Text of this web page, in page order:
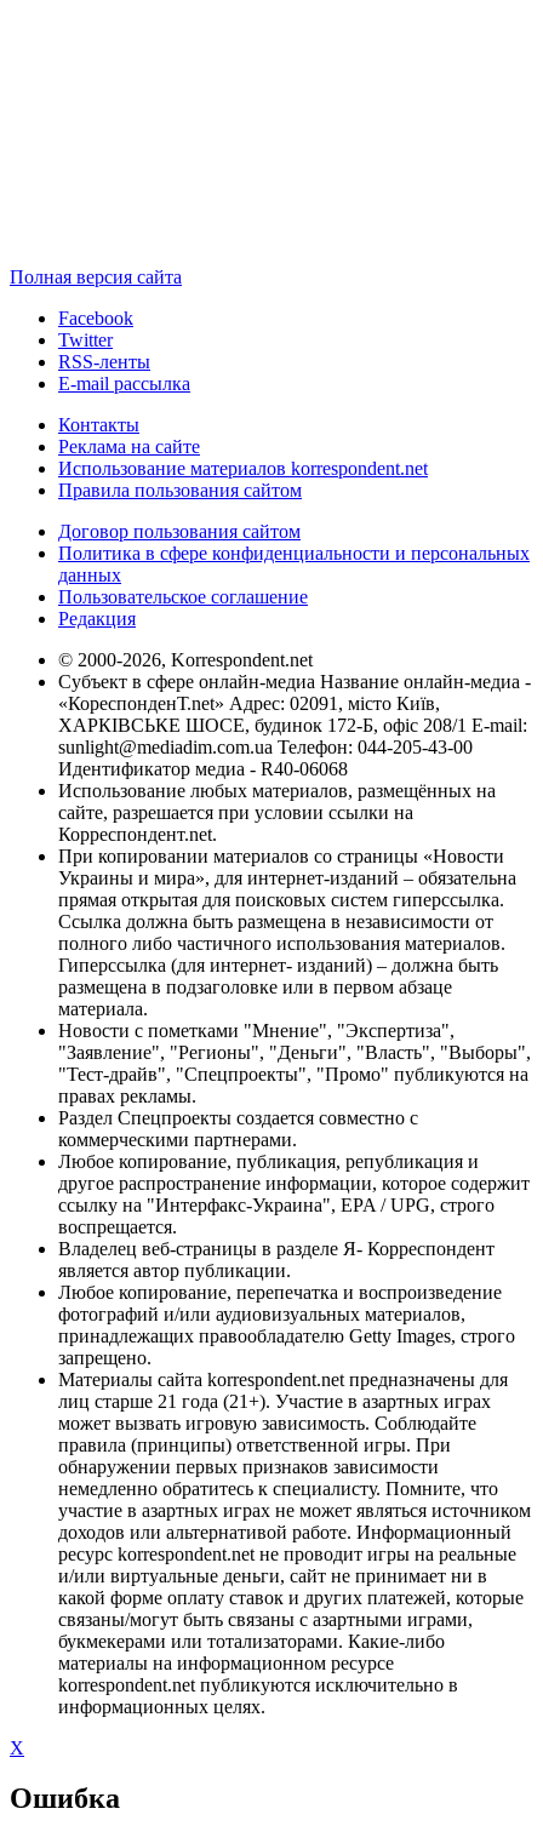
Полная версия сайта
Facebook
Twitter
RSS-ленты
E-mail рассылка
Контакты
Реклама на сайте
Использование материалов korrespondent.net
Правила пользования сайтом
Договор пользования сайтом
Политика в сфере конфиденциальности и персональных
данных
Пользовательское соглашение
Редакция
© 2000-2026, Korrespondent.net
Субъект в сфере онлайн-медиа Название онлайн-медиа -
«КореспонденТ.net» Адрес: 02091, місто Київ,
ХАРКІВСЬКЕ ШОСЕ, будинок 172-Б, офіс 208/1 E-mail:
sunlight@mediadim.com.ua Телефон: 044-205-43-00
Идентификатор медиа - R40-06068
Использование любых материалов, размещённых на
сайте, разрешается при условии ссылки на
Корреспондент.net.
При копировании материалов со страницы «Новости
Украины и мира», для интернет-изданий – обязательна
прямая открытая для поисковых систем гиперссылка.
Ссылка должна быть размещена в независимости от
полного либо частичного использования материалов.
Гиперссылка (для интернет- изданий) – должна быть
размещена в подзаголовке или в первом абзаце
материала.
Новости с пометками "Мнение", "Экспертиза",
"Заявление", "Регионы", "Деньги", "Власть", "Выборы",
"Тест-драйв", "Спецпроекты", "Промо" публикуются на
правах рекламы.
Раздел Спецпроекты создается совместно с
коммерческими партнерами.
Любое копирование, публикация, републикация и
другое распространение информации, которое содержит
ссылку на "Интерфакс-Украина", EPA / UPG, строго
воспрещается.
Владелец веб-страницы в разделе Я- Корреспондент
является автор публикации.
Любое копирование, перепечатка и воспроизведение
фотографий и/или аудиовизуальных материалов,
принадлежащих правообладателю Getty Images, строго
запрещено.
Материалы сайта korrespondent.net предназначены для
лиц старше 21 года (21+). Участие в азартных играх
может вызвать игровую зависимость. Соблюдайте
правила (принципы) ответственной игры. При
обнаружении первых признаков зависимости
немедленно обратитесь к специалисту. Помните, что
участие в азартных играх не может являться источником
доходов или альтернативой работе. Информационный
ресурс korrespondent.net не проводит игры на реальные
и/или виртуальные деньги, сайт не принимает ни в
какой форме оплату ставок и других платежей, которые
связаны/могут быть связаны с азартными играми,
букмекерами или тотализаторами. Какие-либо
материалы на информационном ресурсе
korrespondent.net публикуются исключительно в
информационных целях.
X
Ошибка